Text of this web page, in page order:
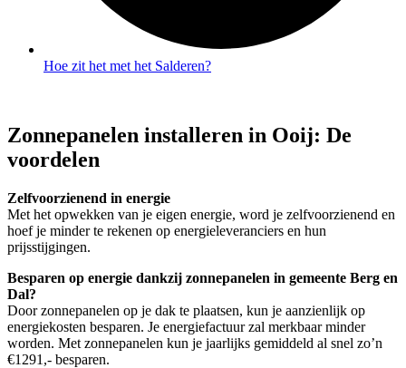
Hoe zit het met het Salderen?
Zonnepanelen installeren in Ooij: De
voordelen
Zelfvoorzienend in energie
Met het opwekken van je eigen energie, word je zelfvoorzienend en
hoef je minder te rekenen op energieleveranciers en hun
prijsstijgingen.
Besparen op energie dankzij zonnepanelen in gemeente Berg en
Dal?
Door zonnepanelen op je dak te plaatsen, kun je aanzienlijk op
energiekosten besparen. Je energiefactuur zal merkbaar minder
worden. Met zonnepanelen kun je jaarlijks gemiddeld al snel zo’n
€1291,- besparen.